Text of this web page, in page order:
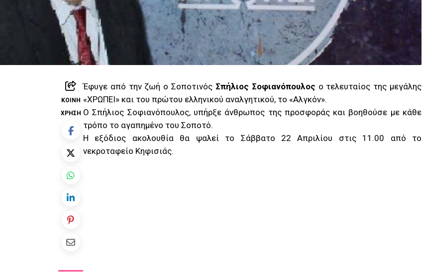
ΚΟΙΝΉ
ΧΡΉΣΗ
Έφυγε από την ζωή ο Σοποτινός Σπήλιος Σοφιανόπουλος ο τελευταίος της μεγάλης
«ΧΡΩΠΕΙ» και του πρώτου ελληνικού αναλγητικού, το «Αλγκόν».
Ο Σπήλιος Σοφιανόπουλος, υπήρξε άνθρωπος της προσφοράς και βοηθούσε με κάθε
τρόπο το αγαπημένο του Σοποτό.
Η εξόδιος ακολουθία θα ψαλεί το Σάββατο 22 Απριλίου στις 11.00 από το
νεκροταφείο Κηφισιάς.